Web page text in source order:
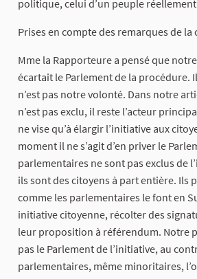
politique, celui d’un peuple
Prises en compte des remarques de la
Mme la Rapporteure a pensé que
écartait le Parlement de la procédure.
n’est pas notre volonté. Dans notre
n’est pas exclu, il reste l’acteur
ne vise qu’à élargir l’initiative aux
moment il ne s’agit d’en priver le
parlementaires ne sont pas exclus de
ils sont des citoyens à part entière. Ils
comme les parlementaires le font en
initiative citoyenne, récolter des
leur proposition à référendum. Notre
pas le Parlement de l’initiative, au
parlementaires, même minoritaires,